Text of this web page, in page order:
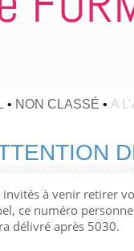
• NON CLASSÉ • A
invités à venir retirer
ce numéro
délivré après 5030.